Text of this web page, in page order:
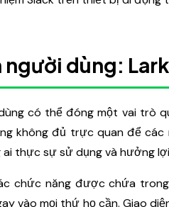
người dùng:
có thể đóng một vai trò
không đủ trực quan để
ai thực sự sử dụng và hưởng
chức năng được chứa
vào mọi thứ họ cần. Giao